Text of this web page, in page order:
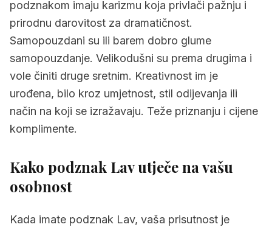
3.3 Blizanci i podznak Lav
3.4 Rak i podznak Lav
Lav i podznak Lav
3.6 Djevica i podznak Lav
3.7 Vaga i podznak Lav
3.9 Strijelac i podznak Lav
3.10 Jarac i podznak Lav
3.11
Vodenjak i podznak Lav
podznakom imaju karizmu koja privlači pažnju i
prirodnu darovitost za dramatičnost.
Samopouzdani su ili barem dobro glume
samopouzdanje. Velikodušni su prema drugima i
vole činiti druge sretnim. Kreativnost im je
urođena, bilo kroz umjetnost, stil odijevanja ili
način na koji se izražavaju. Teže priznanju i cijene
komplimente.
Kako podznak Lav utječe na vašu
osobnost
Kada imate podznak Lav, vaša prisutnost je